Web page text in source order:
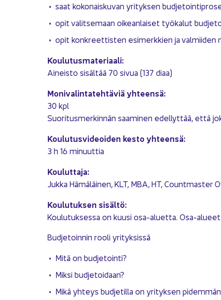
saat ko­ko­nais­ku­van yri­tyk­sen
opit va­lit­se­maan oi­kean­lai­set työ­ka­lut
opit kon­kreet­tis­ten esi­merk­kien ja val­mii­den
Kou­lu­tus­ma­te­ri­aa­li:
Ai­neis­to si­säl­tää 70 sivua (137 diaa)
Mo­ni­va­lin­ta­teh­tä­viä yh­teen­sä:
30 kpl
Suo­ri­tus­mer­kin­nän saa­mi­nen edel­lyt­tää, että
Kou­lu­tus­vi­deoi­den kesto yh­teen­sä:
3 h 16 mi­nuut­tia
Kou­lut­ta­ja:
Jukka Hä­mä­läi­nen, KLT, MBA, HT, Count­mas­ter
Kou­lu­tuk­sen si­säl­tö:
Kou­lu­tuk­ses­sa on kuusi osa-​aluetta. Osa-​
Bud­je­toin­nin rooli yri­tyk­sis­sä
Mitä on bud­je­toin­ti?
Miksi bud­je­toi­daan?
Mikä yh­teys bud­je­til­la on yri­tyk­sen